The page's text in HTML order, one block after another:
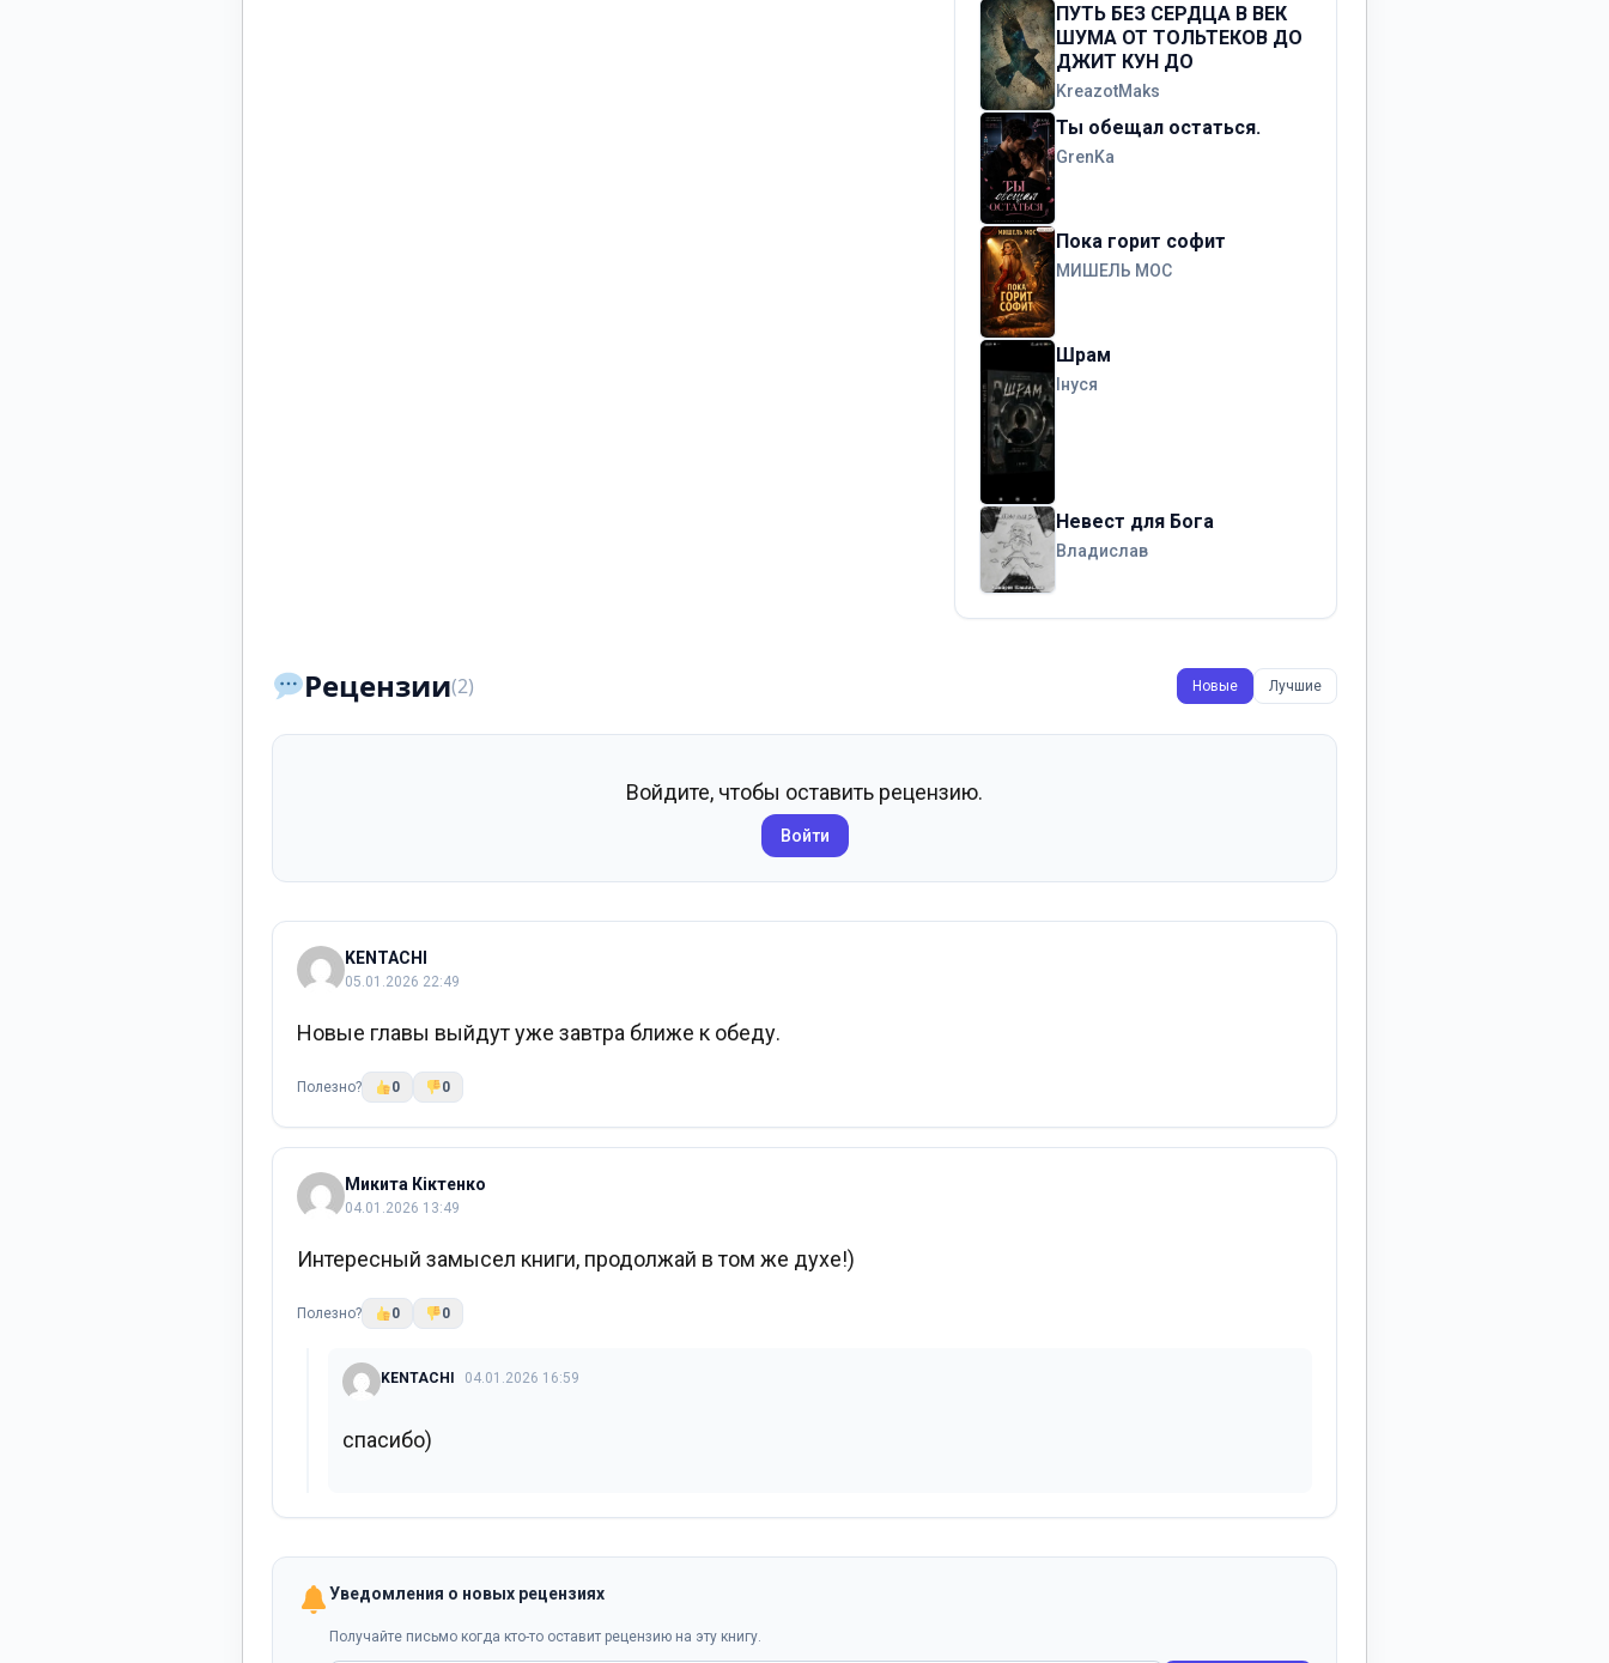
ПУТЬ БЕЗ СЕРДЦА В ВЕК
ШУМА ОТ ТОЛЬТЕКОВ ДО
ДЖИТ КУН ДО
KreazotMaks
Ты обещал остаться.
GrenKa
Пока горит софит
МИШЕЛЬ МОС
Шрам
Інуся
Невест для Бога
Владислав
Рецензии(2) Новые Лучшие
Войдите, чтобы оставить рецензию.
Войти
KENTACHI
05.01.2026 22:49
Новые главы выйдут уже завтра ближе к обеду.
Полезно? 0 0
Микита Кіктенко
04.01.2026 13:49
Интересный замысел книги, продолжай в том же духе!)
Полезно? 0 0
KENTACHI 04.01.2026 16:59
спасибо)
Уведомления о новых рецензиях
Получайте письмо когда кто-то оставит рецензию на эту книгу.